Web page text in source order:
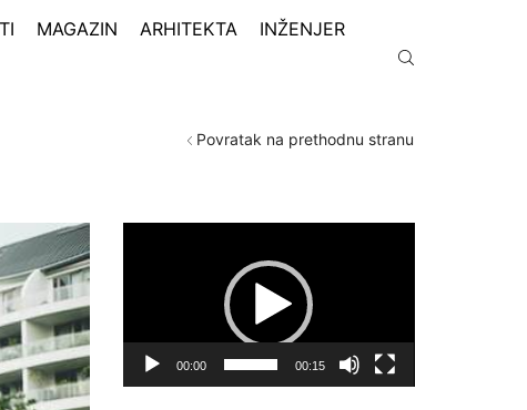
MAGAZIN ARHITEKTA INŽENJER
Povratak na prethodnu stranu
00:00 00:15